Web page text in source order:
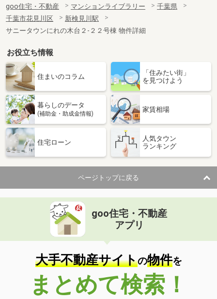
goo住宅・不動産 マンションライブラリー
千葉県
千葉市花見川区
新検見川駅
サニータウンにれの木台２-２２号棟 物件詳細
お役立ち情報
住まいのコラム
「住みたい街」
を見つけよう
暮らしのデータ
(補助金・助成金情報)
家賃相場
住宅ローン
人気タウン
ランキング
ページトップに戻る
goo住宅・不動産
アプリ
大手不動産サイトの物件を
まとめて検索！